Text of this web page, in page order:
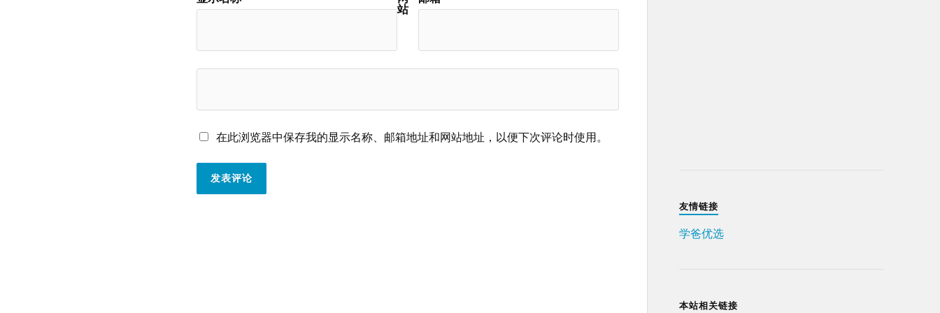
站
在此浏览器中保存我的显示名称、邮箱地址和网站地址，以便下次评论时使用。
友情链接
学爸优选
本站相关链接